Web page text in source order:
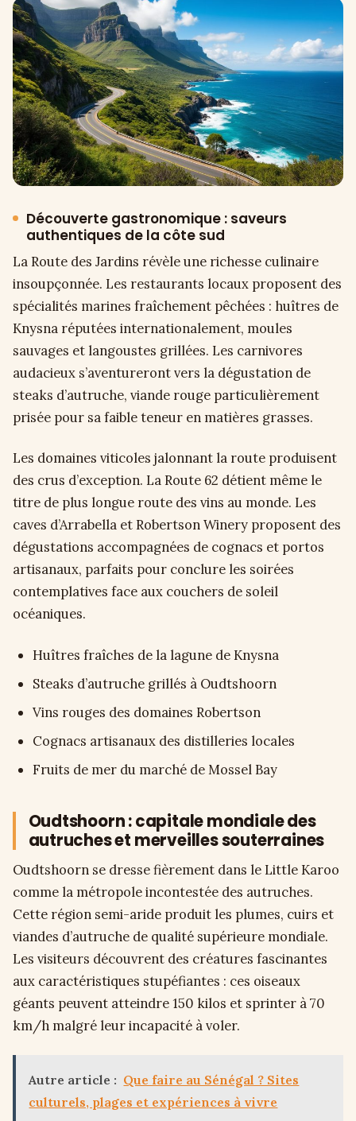
Découverte gastronomique : saveurs
authentiques de la côte sud
La Route des Jardins révèle une richesse culinaire
insoupçonnée. Les restaurants locaux proposent des
spécialités marines fraîchement pêchées : huîtres de
Knysna réputées internationalement, moules
sauvages et langoustes grillées. Les carnivores
audacieux s’aventureront vers la dégustation de
steaks d’autruche, viande rouge particulièrement
prisée pour sa faible teneur en matières grasses.
Les domaines viticoles jalonnant la route produisent
des crus d’exception. La Route 62 détient même le
titre de plus longue route des vins au monde. Les
caves d’Arrabella et Robertson Winery proposent des
dégustations accompagnées de cognacs et portos
artisanaux, parfaits pour conclure les soirées
contemplatives face aux couchers de soleil
océaniques.
Huîtres fraîches de la lagune de Knysna
Steaks d’autruche grillés à Oudtshoorn
Vins rouges des domaines Robertson
Cognacs artisanaux des distilleries locales
Fruits de mer du marché de Mossel Bay
Oudtshoorn : capitale mondiale des
autruches et merveilles souterraines
Oudtshoorn se dresse fièrement dans le Little Karoo
comme la métropole incontestée des autruches.
Cette région semi-aride produit les plumes, cuirs et
viandes d’autruche de qualité supérieure mondiale.
Les visiteurs découvrent des créatures fascinantes
aux caractéristiques stupéfiantes : ces oiseaux
géants peuvent atteindre 150 kilos et sprinter à 70
km/h malgré leur incapacité à voler.
Autre article : Que faire au Sénégal ? Sites
culturels, plages et expériences à vivre